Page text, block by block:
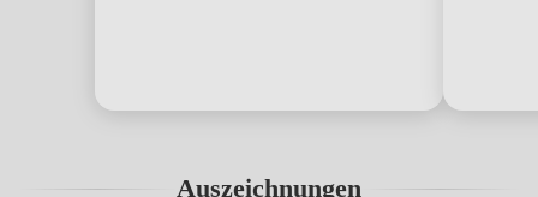
Auszeichnungen